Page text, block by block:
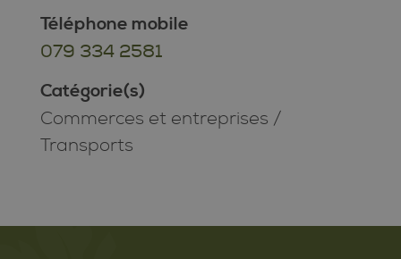
Téléphone mobile
079 334 2581
Catégorie(s)
Commerces et entreprises /
Transports